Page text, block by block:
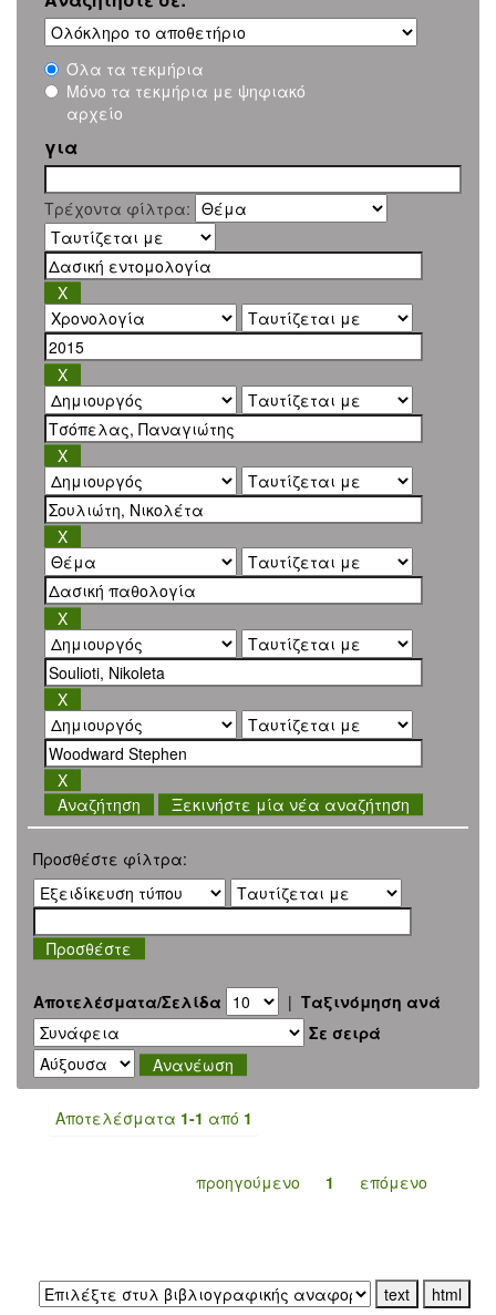
Όλα τα τεκμήρια
Μόνο τα τεκμήρια με ψηφιακό
αρχείο
για
Τρέχοντα φίλτρα:
Ξεκινήστε μία νέα αναζήτηση
Προσθέστε φίλτρα:
Αποτελέσματα/Σελίδα | Ταξινόμηση ανά
Σε σειρά
Αποτελέσματα 1-1 από 1
προηγούμενο 1 επόμενο